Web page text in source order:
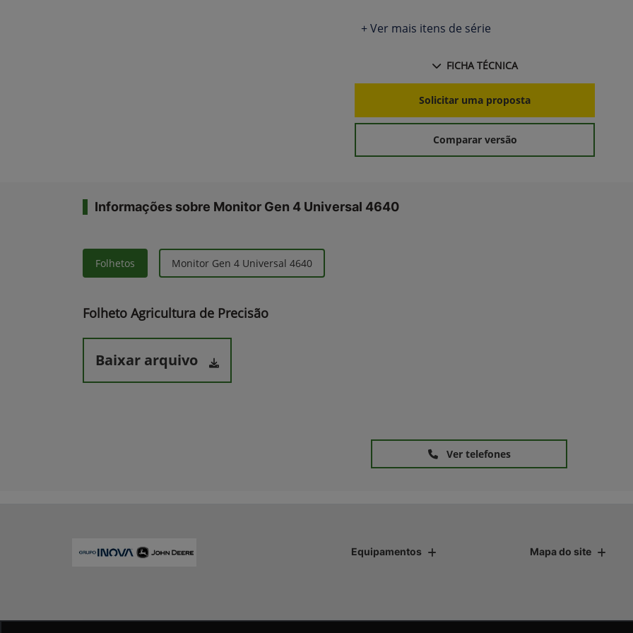
+ Ver mais itens de série
FICHA TÉCNICA
Solicitar uma proposta
Comparar versão
Informações sobre Monitor Gen 4 Universal 4640
Folhetos Monitor Gen 4 Universal 4640
Folheto Agricultura de Precisão
Baixar arquivo
Ver telefones
Equipamentos Mapa do site